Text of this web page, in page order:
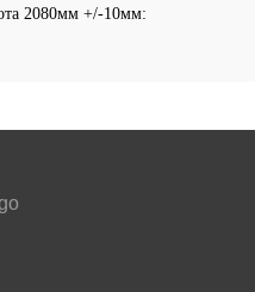
2080мм +/-10мм: